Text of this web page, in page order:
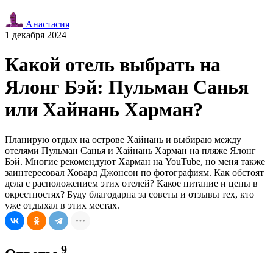
Анастасия
1 декабря 2024
Какой отель выбрать на
Ялонг Бэй: Пульман Санья
или Хайнань Харман?
Планирую отдых на острове Хайнань и выбираю между
отелями Пульман Санья и Хайнань Харман на пляже Ялонг
Бэй. Многие рекомендуют Харман на YouTube, но меня также
заинтересовал Ховард Джонсон по фотографиям. Как обстоят
дела с расположением этих отелей? Какое питание и цены в
окрестностях? Буду благодарна за советы и отзывы тех, кто
уже отдыхал в этих местах.
9